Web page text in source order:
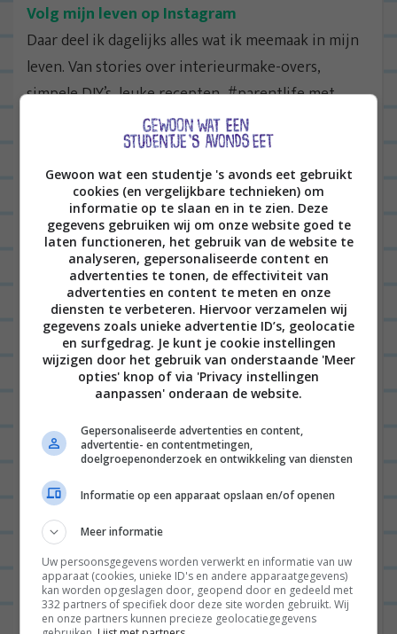
Volg mijn leven op Instagram
Daar deel ik dagelijks alles wat ik meemaak in mijn
leven. Van stories over interieurmake-overs,
simpele DIY’s, leuke recepten, #parentlife met
twee kleine kinderen, tot m’noutfit of today
van de kinderen) en heel veel tips om het leven zelf
leuk te maken #zelfdeslingersophangen. Je vindt
me als @Lterveld op Insta!
Dit is het ideale kraamcadeau:
Vorig jaar kwam mijn 6e kookboek uit en dit keer
eentje voor baby’s! Gewoon wat mijn baby ‘s avonds
eet is een ideaal boek voor jonge ouders met
kindjes tussen 4 maanden en 1,5 jaar. Met 50
recepten en heel veel tips en informatie helpt het
boek je te starten met vaste voeding voor je
kleintje én biedt het inspiratie voor het eerste
levensjaar (en net even daarna). Bestel het boek op
Bol.com
koop hethierdirect bij mijn uitgeverij (dan houd
ik er het meeste aan over). Geef het cadeau!
Gewoon wat een studentje 's avonds eet gebruikt
cookies (en vergelijkbare technieken) om
informatie op te slaan en in te zien. Deze
gegevens gebruiken wij om onze website goed te
laten functioneren, het gebruik van de website te
analyseren, gepersonaliseerde content en
advertenties te tonen, de effectiviteit van
advertenties en content te meten en onze
diensten te verbeteren. Hiervoor verzamelen wij
gegevens zoals unieke advertentie ID’s, geolocatie
en surfgedrag. Je kunt je cookie instellingen
wijzigen door het gebruik van onderstaande 'Meer
opties' knop of via 'Privacy instellingen
aanpassen' onderaan de website.
Gepersonaliseerde advertenties en content,
advertentie- en contentmetingen,
doelgroepenonderzoek en ontwikkeling van diensten
Informatie op een apparaat opslaan en/of openen
Meer informatie
Uw persoonsgegevens worden verwerkt en informatie van uw
apparaat (cookies, unieke ID's en andere apparaatgegevens)
kan worden opgeslagen door, geopend door en gedeeld met
332 partners of specifiek door deze site worden gebruikt. Wij
en onze partners kunnen precieze geolocatiegegevens